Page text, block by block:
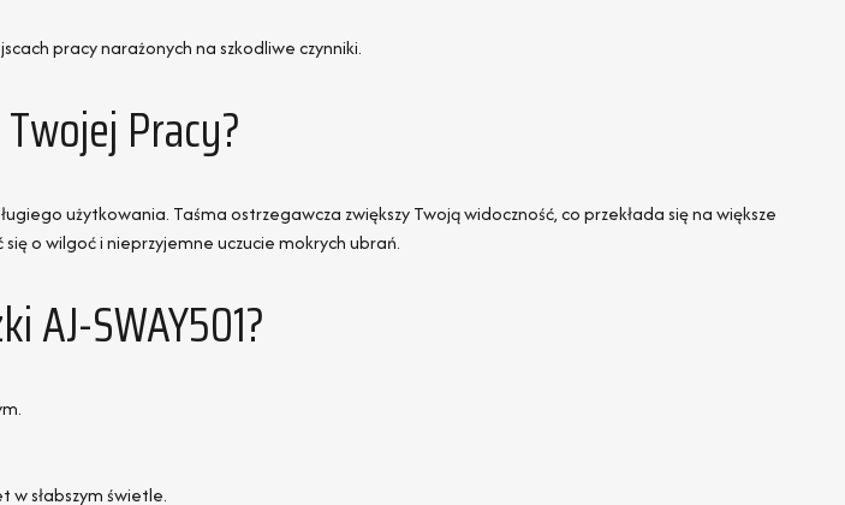
pracy narażonych na szkodliwe czynniki.
Pracy?
użytkowania. Taśma ostrzegawcza zwiększy Twoją widoczność, co przekłada się na większe
o wilgoć i nieprzyjemne uczucie mokrych ubrań.
AJ-SWAY501?
w słabszym świetle.